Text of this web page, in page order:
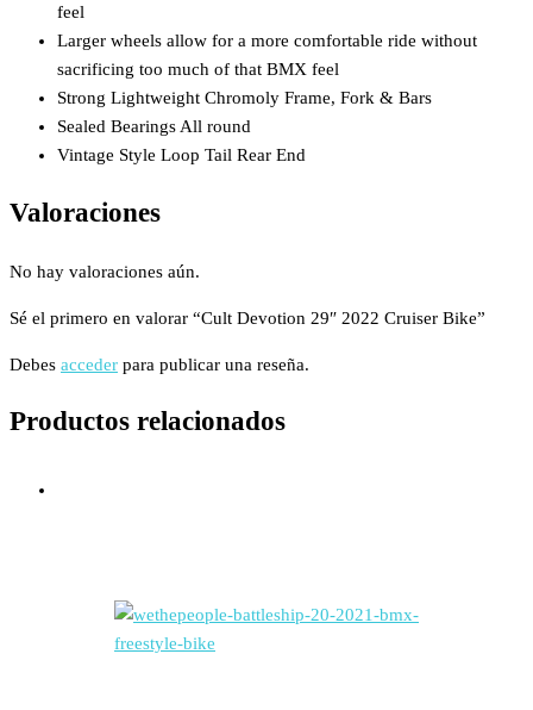
feel
Larger wheels allow for a more comfortable ride without
sacrificing too much of that BMX feel
Strong Lightweight Chromoly Frame, Fork & Bars
Sealed Bearings All round
Vintage Style Loop Tail Rear End
Valoraciones
No hay valoraciones aún.
Sé el primero en valorar “Cult Devotion 29″ 2022 Cruiser Bike”
Debes acceder para publicar una reseña.
Productos relacionados